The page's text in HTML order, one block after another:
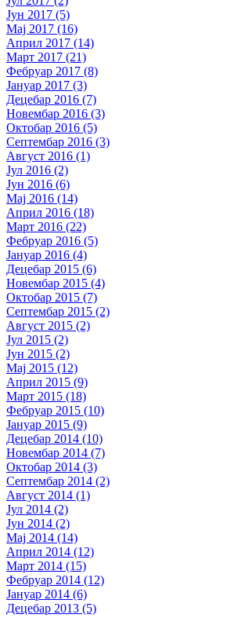
Јун 2017 (5)
Мај 2017 (16)
Април 2017 (14)
Март 2017 (21)
Фебруар 2017 (8)
Јануар 2017 (3)
Децебар 2016 (7)
Новембар 2016 (3)
Октобар 2016 (5)
Септембар 2016 (3)
Август 2016 (1)
Јул 2016 (2)
Јун 2016 (6)
Мај 2016 (14)
Април 2016 (18)
Март 2016 (22)
Фебруар 2016 (5)
Јануар 2016 (4)
Децебар 2015 (6)
Новембар 2015 (4)
Октобар 2015 (7)
Септембар 2015 (2)
Август 2015 (2)
Јул 2015 (2)
Јун 2015 (2)
Мај 2015 (12)
Април 2015 (9)
Март 2015 (18)
Фебруар 2015 (10)
Јануар 2015 (9)
Децебар 2014 (10)
Новембар 2014 (7)
Октобар 2014 (3)
Септембар 2014 (2)
Август 2014 (1)
Јул 2014 (2)
Јун 2014 (2)
Мај 2014 (14)
Април 2014 (12)
Март 2014 (15)
Фебруар 2014 (12)
Јануар 2014 (6)
Децебар 2013 (5)